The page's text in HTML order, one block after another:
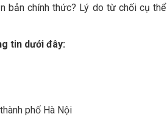
bản chính thức? Lý do từ chối cụ thể
tin dưới đây:
phố Hà Nội